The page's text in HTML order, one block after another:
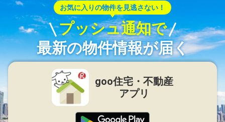
お気に入りの物件を見逃さない！
プッシュ通知で
最新の物件情報が届く
goo住宅・不動産
アプリ